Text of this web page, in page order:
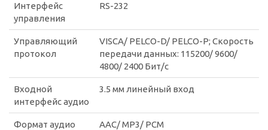
Интерфейс
управления
RS-232
Управляющий
протокол
VISCA/ PELCO-D/ PELCO-P; Скорость
передачи данных: 115200/ 9600/
4800/ 2400 Бит/с
Входной
интерфейс аудио
3.5 мм линейный вход
Формат аудио
AAC/ MP3/ PCM